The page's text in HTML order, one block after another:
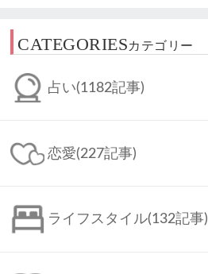
CATEGORIESカテゴリー
占い(1182記事)
恋愛(227記事)
ライフスタイル(132記事)